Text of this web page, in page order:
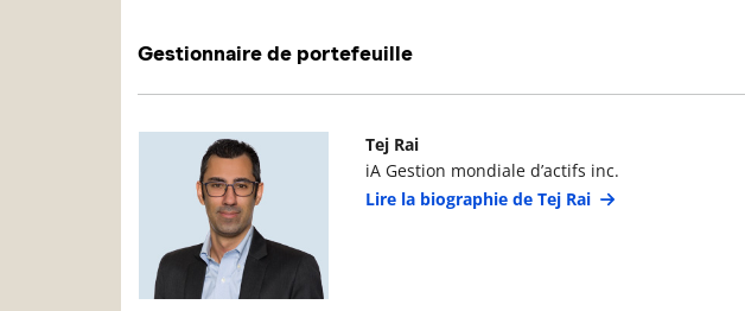
Gestionnaire de portefeuille
Photo du gestionnaire de portefeuille
Tej Rai
iA Gestion mondiale d’actifs inc.
Lire la biographie de Tej Rai